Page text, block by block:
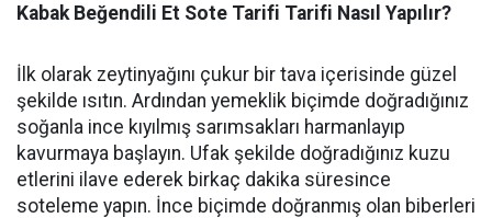
Kabak Beğendili Et Sote Tarifi Tarifi Nasıl Yapılır?
İlk olarak zeytinyağını çukur bir tava içerisinde güzel
şekilde ısıtın. Ardından yemeklik biçimde doğradığınız
soğanla ince kıyılmış sarımsakları harmanlayıp
kavurmaya başlayın. Ufak şekilde doğradığınız kuzu
etlerini ilave ederek birkaç dakika süresince
soteleme yapın. İnce biçimde doğranmış olan biberleri